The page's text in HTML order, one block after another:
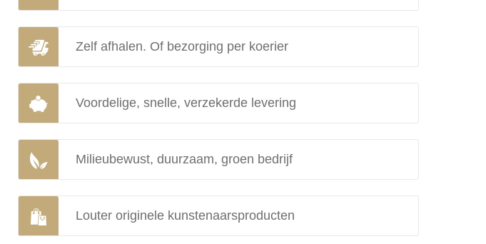
Zelf afhalen. Of bezorging per koerier
Voordelige, snelle, verzekerde levering
Milieubewust, duurzaam, groen bedrijf
Louter originele kunstenaarsproducten